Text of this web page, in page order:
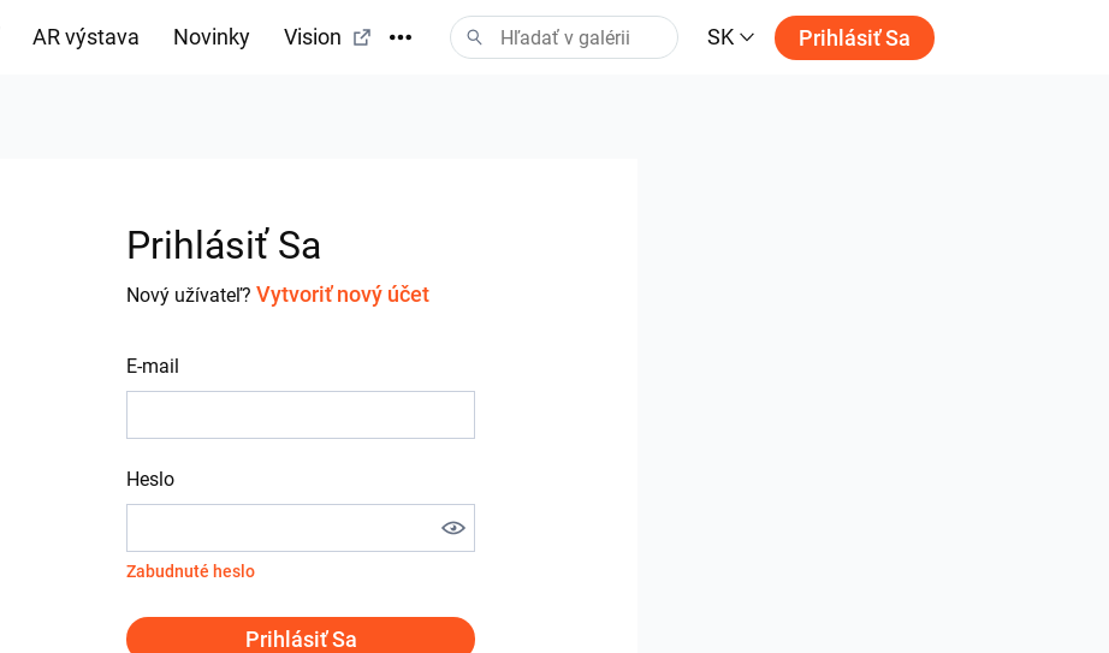
AR výstava Novinky Vision SK Prihlásiť Sa
Prihlásiť Sa
Nový užívateľ? Vytvoriť nový účet
E-mail
Heslo
Zabudnuté heslo
Prihlásiť Sa